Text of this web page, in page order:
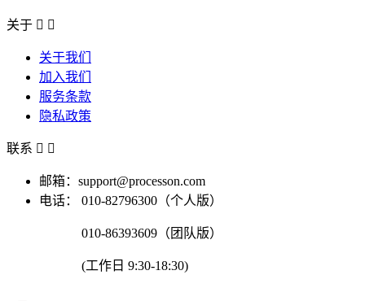
关于  
关于我们
加入我们
服务条款
隐私政策
联系  
邮箱：support@processon.com
电话：
010-82796300（个人版）
010-86393609（团队版）
(工作日 9:30-18:30)